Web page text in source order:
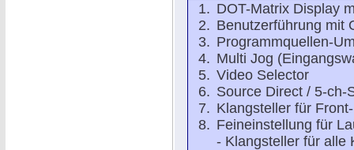
DOT-Matrix Display
Benutzerführung mit
Programmquellen-
Multi Jog
Video Selector
Source Direct / 5-ch-
Klangsteller für
Feineinstellung für
- Klangsteller für alle